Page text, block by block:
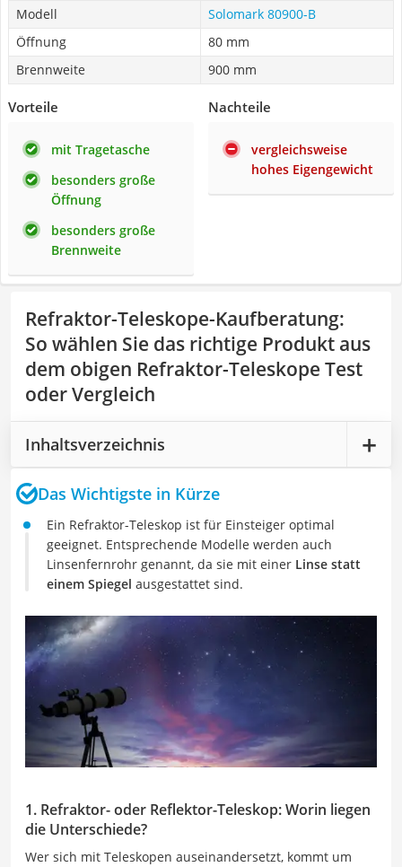
Modell
Solomark 80900-B
Öffnung
80 mm
Brennweite
900 mm
Vorteile
mit Tragetasche
besonders große
Öffnung
besonders große
Brennweite
Nachteile
vergleichsweise
hohes Eigengewicht
Refraktor-Teleskope-Kaufberatung:
So wählen Sie das richtige Produkt aus
dem obigen Refraktor-Teleskope Test
oder Vergleich
Inhaltsverzeichnis
Das Wichtigste in Kürze
Ein Refraktor-Teleskop ist für Einsteiger optimal
geeignet. Entsprechende Modelle werden auch
Linsenfernrohr genannt, da sie mit einer Linse statt
einem Spiegel ausgestattet sind.
1. Refraktor- oder Reflektor-Teleskop: Worin liegen
die Unterschiede?
Wer sich mit Teleskopen auseinandersetzt, kommt um